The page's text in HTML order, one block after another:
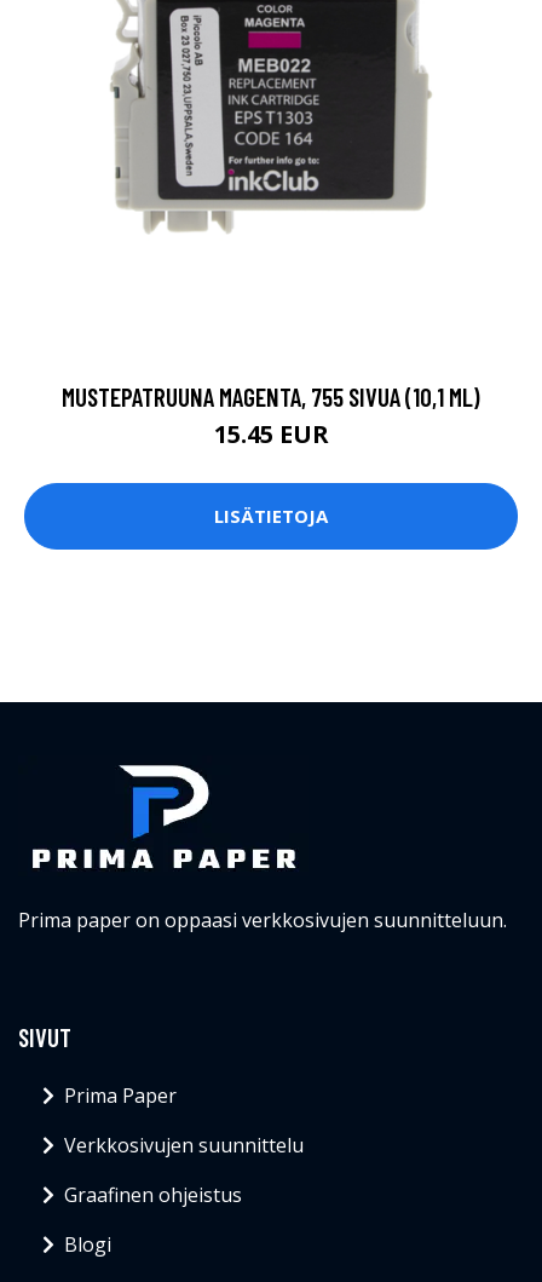
MUSTEPATRUUNA MAGENTA, 755 SIVUA (10,1 ML)
15.45 EUR
LISÄTIETOJA
Prima paper on oppaasi verkkosivujen suunnitteluun.
SIVUT
Prima Paper
Verkkosivujen suunnittelu
Graafinen ohjeistus
Blogi